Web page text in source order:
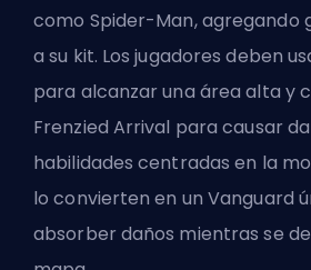
como Spider-Man, agregando
a su kit. Los jugadores deben
para alcanzar una área alta y
Frenzied Arrival para causar
habilidades centradas en la
lo convierten en un Vanguard
absorber daños mientras se